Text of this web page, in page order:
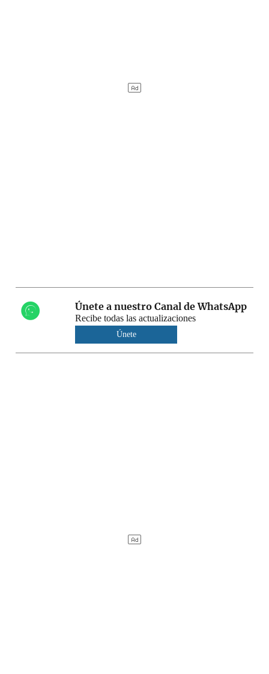
Únete a nuestro Canal de WhatsApp
Recibe todas las actualizaciones
Únete